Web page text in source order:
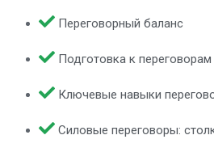
Переговорный баланс
Подготовка к переговорам
Ключевые навыки
Силовые переговоры: